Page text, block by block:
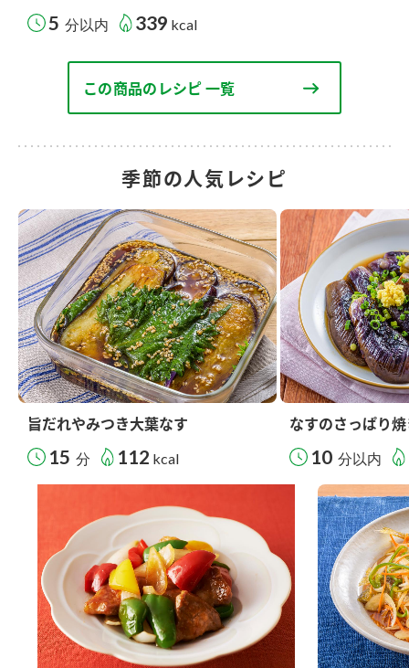
5 分以内 339 kcal
この商品のレシピ 一覧
季節の人気レシピ
旨だれやみつき大葉なす
15 分 112 kcal
なすのさっぱり
10 分以内